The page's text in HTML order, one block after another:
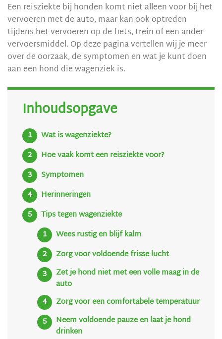
Een reisziekte bij honden komt niet alleen voor bij het
vervoeren met de auto, maar kan ook optreden
tijdens het vervoeren op de fiets, trein of een ander
vervoersmiddel. Op deze pagina vertellen wij je meer
over de oorzaak, de symptomen en wat je kunt doen
aan een hond die wagenziek is.
Inhoudsopgave
Wat is wagenziekte?
Hoe vaak komt een reisziekte voor?
Symptomen
Herinneringen
Tips tegen wagenziekte
Wees rustig en blijf kalm
Zorg voor voldoende frisse lucht
Zet je hond niet met een volle maag in de
auto
Zorg voor een comfortabele temperatuur
Neem voldoende pauze en laat je hond
drinken